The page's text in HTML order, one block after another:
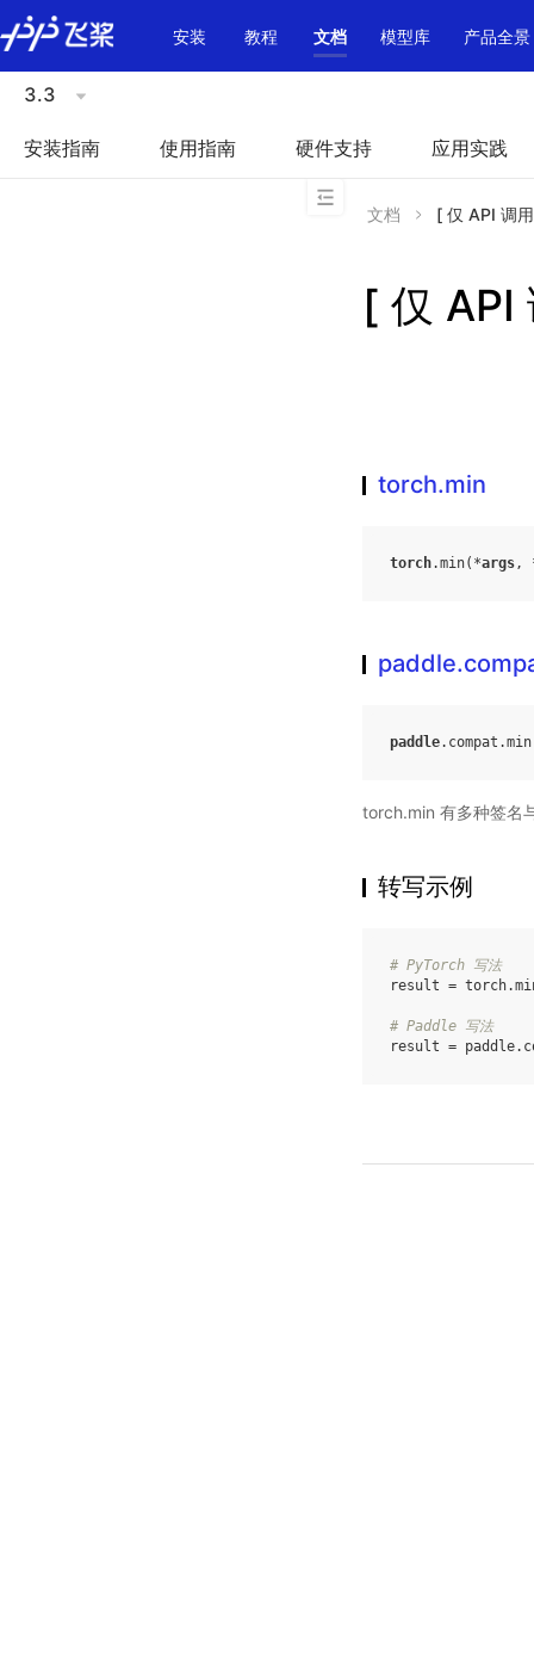
\u200E
安装
教程 文档 模型库 产品全景
3.3
安装指南 使用指南 硬件支持 应用实践
文档 [ 仅 API 调
[ 仅 API
torch.min
torch.min( *args,
paddle. compat .min
torch.min 有多种签名
转写示例
# PyTorch 写法
result = torch.
# Paddle 写法
result = paddle.